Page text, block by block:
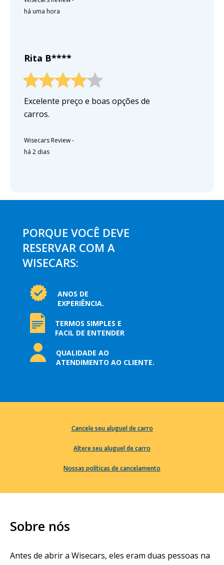
há uma hora
Rita B****
Excelente preço e boas opções de
carros.
Wisecars Review-
há 2 dias
PORQUE VOCÊ DEVE
RESERVAR COM A
WISECARS:
ANOS DE
EXPERIÊNCIA.
TERMOS SIMPLES E
FACIL DE ENTENDER
QUALIDADE AO
ATENDIMENTO AO CLIENTE.
Cancele seu aluguel de carro
Altere seu aluguel de carro
Nossas políticas de cancelamento
Sobre nós
Antes de abrir a Wisecars, eles eram duas pessoas na